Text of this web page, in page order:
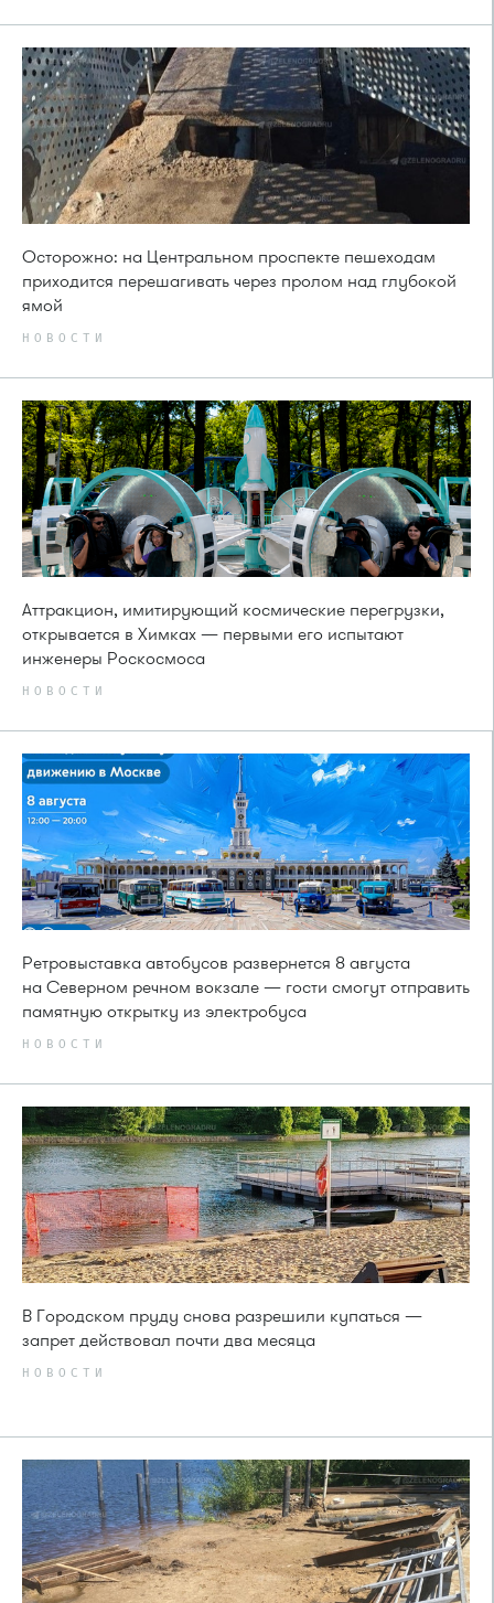
Осторожно: на Центральном проспекте пешеходам
приходится перешагивать через пролом над глубокой
ямой
НОВОСТИ
Аттракцион, имитирующий космические перегрузки,
открывается в Химках — первыми его испытают
инженеры Роскосмоса
НОВОСТИ
Ретровыставка автобусов развернется 8 августа
на Северном речном вокзале — гости смогут отправить
памятную открытку из электробуса
НОВОСТИ
В Городском пруду снова разрешили купаться —
запрет действовал почти два месяца
НОВОСТИ